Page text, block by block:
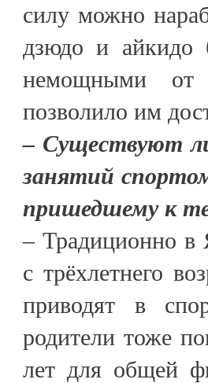
силу можно
дзюдо и айкидо
немощными от
позволило им
– Существуют
занятий
пришедшему к
– Традиционно
с трёхлетнего
приводят в
родители тоже
лет для общей